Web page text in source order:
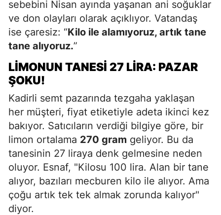
sebebini Nisan ayında yaşanan ani soğuklar
ve don olayları olarak açıklıyor. Vatandaş
ise çaresiz: “Kilo ile alamıyoruz, artık tane
tane alıyoruz.”
LIMONUN TANESI 27 LIRA: PAZAR
ŞOKU!
Kadirli semt pazarında tezgaha yaklaşan
her müşteri, fiyat etiketiyle adeta ikinci kez
bakıyor. Satıcıların verdiği bilgiye göre, bir
limon ortalama 270 gram geliyor. Bu da
tanesinin 27 liraya denk gelmesine neden
oluyor. Esnaf, "Kilosu 100 lira. Alan bir tane
alıyor, bazıları mecburen kilo ile alıyor. Ama
çoğu artık tek tek almak zorunda kalıyor"
diyor.